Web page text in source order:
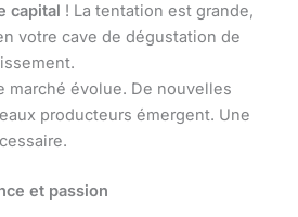
capital ! La tentation est grande,
votre cave de dégustation de
marché évolue. De nouvelles
producteurs émergent. Une
et passion